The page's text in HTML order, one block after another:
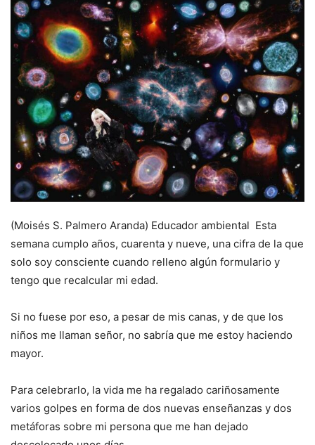
(Moisés S. Palmero Aranda) Educador ambiental Esta
semana cumplo años, cuarenta y nueve, una cifra de la que
solo soy consciente cuando relleno algún formulario y
tengo que recalcular mi edad.
Si no fuese por eso, a pesar de mis canas, y de que los
niños me llaman señor, no sabría que me estoy haciendo
mayor.
Para celebrarlo, la vida me ha regalado cariñosamente
varios golpes en forma de dos nuevas enseñanzas y dos
metáforas sobre mi persona que me han dejado